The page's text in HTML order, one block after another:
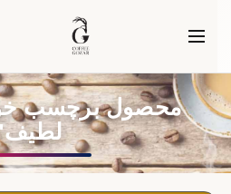
محصول برچسب